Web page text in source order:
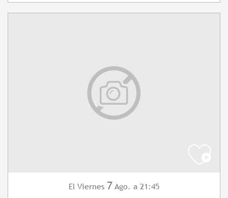
El Viernes 7 Ago. a 21:45